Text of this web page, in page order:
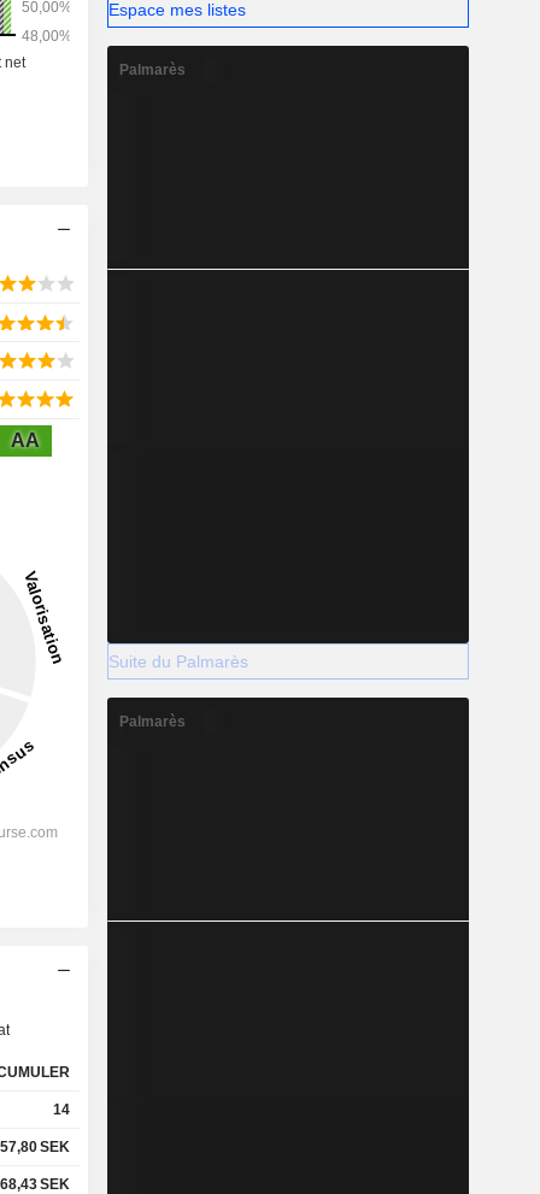
AA
14
SEK
SEK
Espace mes listes
Palmarès
Suite du Palmarès
Palmarès